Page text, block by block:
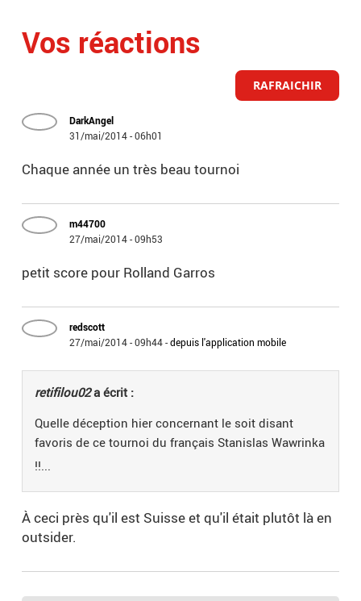
Vos réactions
RAFRAICHIR
DarkAngel
31/mai/2014 - 06h01
Chaque année un très beau tournoi
m44700
27/mai/2014 - 09h53
petit score pour Rolland Garros
redscott
27/mai/2014 - 09h44-depuis l'application mobile
retifilou02a écrit :
Quelle déception hier concernant le soit disant
favoris de ce tournoi du français Stanislas Wawrinka
!!...
À ceci près qu'il est Suisse et qu'il était plutôt là en
outsider.